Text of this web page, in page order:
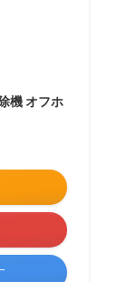
機 オフホ